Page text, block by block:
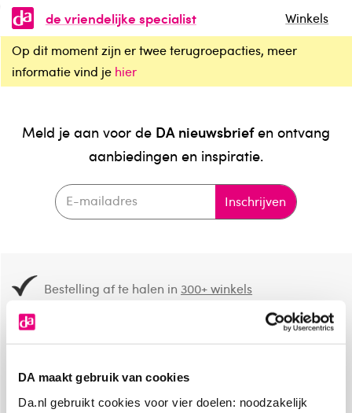
DA maakt gebruik van cookies
Da.nl gebruikt cookies voor vier doelen: noodzakelijk
de vriendelijke specialist
Winkels
Op dit moment zijn er twee terugroepacties, meer
informatie vind je hier
Meld je aan voor de DA nieuwsbriefen ontvang
aanbiedingen en inspiratie.
Inschrijven
Bestelling af te halen in300+ winkels
8.6 uit4.106 reviews